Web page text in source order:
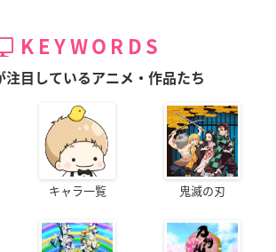
KEYWORDS
注目しているアニメ・作品たち
キャラ一覧 鬼滅の刃